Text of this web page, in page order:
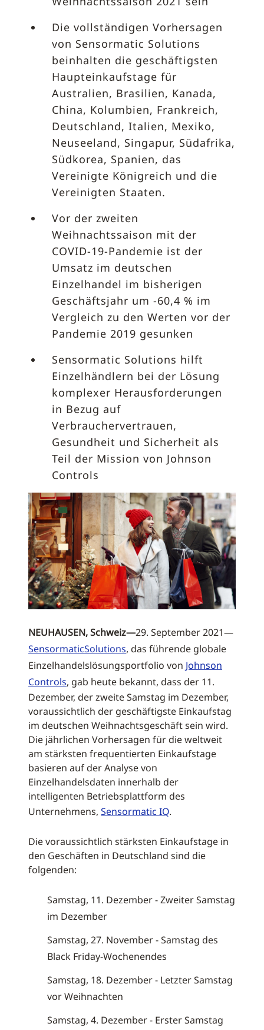
Die vollständigen Vorhersagen
von Sensormatic Solutions
beinhalten die geschäftigsten
Haupteinkaufstage für
Australien, Brasilien, Kanada,
China, Kolumbien, Frankreich,
Deutschland, Italien, Mexiko,
Neuseeland, Singapur, Südafrika,
Südkorea, Spanien, das
Vereinigte Königreich und die
Vereinigten Staaten.
Vor der zweiten
Weihnachtssaison mit der
COVID-19-Pandemie ist der
Umsatz im deutschen
Einzelhandel im bisherigen
Geschäftsjahr um -60,4 % im
Vergleich zu den Werten vor der
Pandemie 2019 gesunken
Sensormatic Solutions hilft
Einzelhändlern bei der Lösung
komplexer Herausforderungen
in Bezug auf
Verbrauchervertrauen,
Gesundheit und Sicherheit als
Teil der Mission von Johnson
Controls
NEUHAUSEN, Schweiz—29. September 2021—
SensormaticSolutions, das führende globale
Einzelhandelslösungsportfolio von Johnson
Controls, gab heute bekannt, dass der 11.
Dezember, der zweite Samstag im Dezember,
voraussichtlich der geschäftigste Einkaufstag
im deutschen Weihnachtsgeschäft sein wird.
Die jährlichen Vorhersagen für die weltweit
am stärksten frequentierten Einkaufstage
basieren auf der Analyse von
Einzelhandelsdaten innerhalb der
intelligenten Betriebsplattform des
Unternehmens, Sensormatic IQ.
Die voraussichtlich stärksten Einkaufstage in
den Geschäften in Deutschland sind die
folgenden:
Samstag, 11. Dezember - Zweiter Samstag
im Dezember
Samstag, 27. November - Samstag des
Black Friday-Wochenendes
Samstag, 18. Dezember - Letzter Samstag
vor Weihnachten
Samstag, 4. Dezember - Erster Samstag